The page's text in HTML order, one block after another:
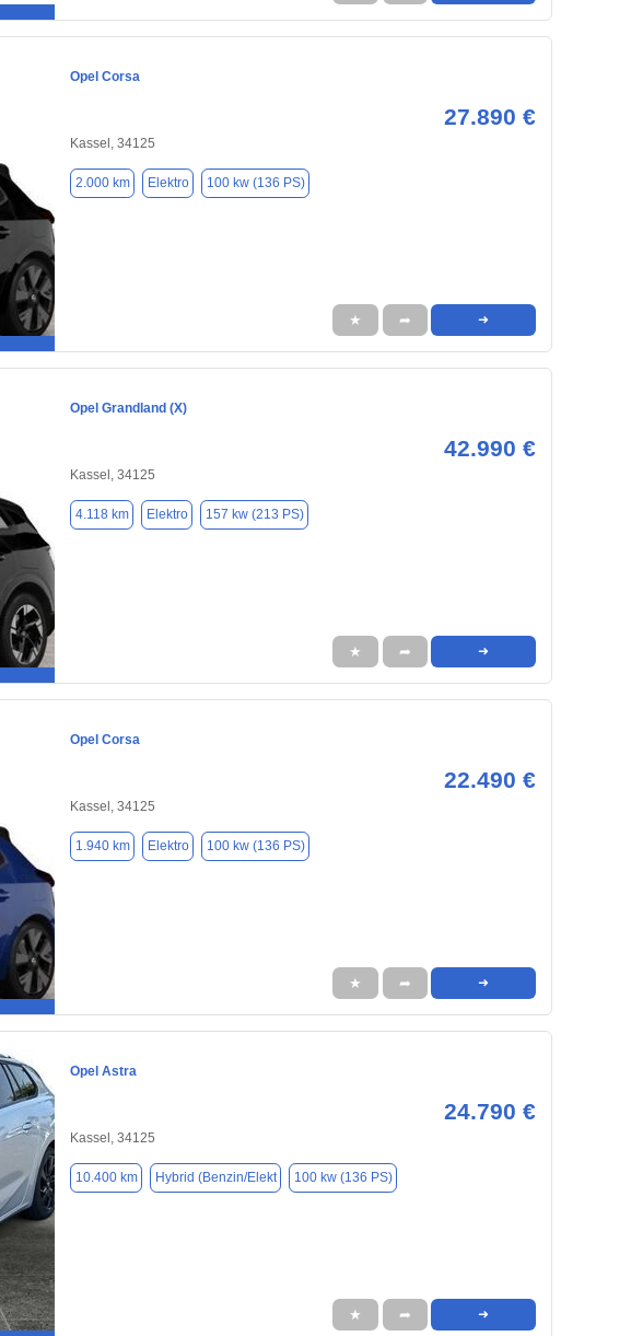
Opel Corsa
27.890 €
Kassel, 34125
2.000 km Elektro 100 kw (136 PS)
★ ➦ ➜
Opel Grandland (X)
42.990 €
Kassel, 34125
4.118 km Elektro 157 kw (213 PS)
★ ➦ ➜
Opel Corsa
22.490 €
Kassel, 34125
1.940 km Elektro 100 kw (136 PS)
★ ➦ ➜
Opel Astra
24.790 €
Kassel, 34125
10.400 km Hybrid (Benzin/Elekt 100 kw (136 PS)
★ ➦ ➜